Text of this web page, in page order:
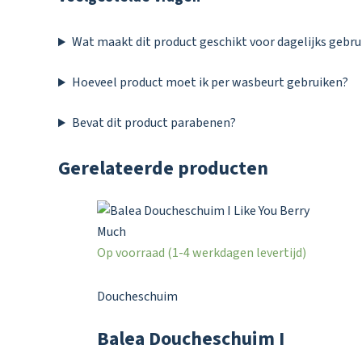
Wat maakt dit product geschikt voor dagelijks
Hoeveel product moet ik per wasbeurt gebruiken?
Bevat dit product parabenen?
Gerelateerde producten
Op voorraad (1-4 werkdagen levertijd)
Doucheschuim
Balea Doucheschuim I